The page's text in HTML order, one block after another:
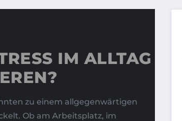
IM ALLTAG
zu einem allgegenwärtigen
Ob am Arbeitsplatz, im